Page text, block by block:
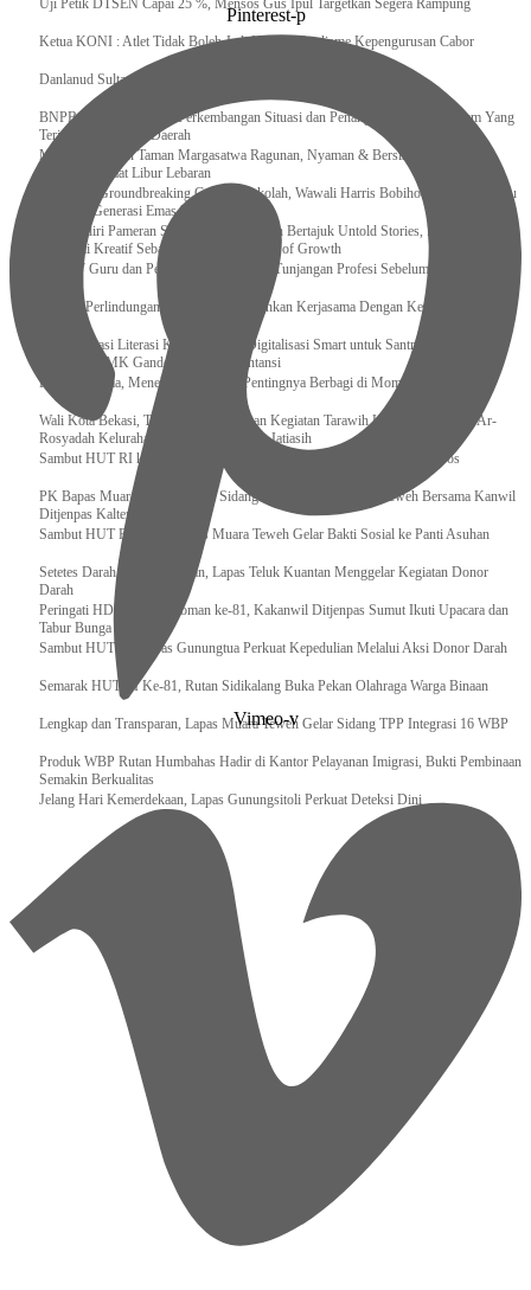
Uji Petik DTSEN Capai 25 %, Mensos Gus Ipul Targetkan Segera Rampung
Ketua KONI : Atlet Tidak Boleh Jadi Korban Dualisme Kepengurusan Cabor
Danlanud Sultan Hasanuddin Ikuti Exit Meeting Bersama BPK RI
BNPB Terus Memantau Perkembangan Situasi dan Penanganan Bencana Alam Yang
Terjadi di Beberapa Daerah
Menpar Pastikan Taman Margasatwa Ragunan, Nyaman & Bersih di Kunjungi
Wisatawan Saat Libur Lebaran
Resmikan Groundbreaking Gedung Sekolah, Wawali Harris Bobihoe : Tonggak Baru
Ciptakan Generasi Emas Masa Depan
Menghadiri Pameran Seni Meiro Collection Bertajuk Untold Stories, Irene Umar :
Ekonomi Kreatif Sebagai The New Engine of Growth
120.067 Guru dan Pengawas PAI Terima Tunjangan Profesi Sebelum Lebaran
Perkuat Perlindungan KI Kemenkum Sahkan Kerjasama Dengan Kemenbud
Transformasi Literasi Keuangan dan Digitalisasi Smart untuk Santri Produktif
Kemenko PMK Gandeng Beberapa Intansi
Peduli Sesama, Menekraf Tekankan Pentingnya Berbagi di Momen Ramadan
Wali Kota Bekasi, Tri Adhianto Lakukan Kegiatan Tarawih Keliling di Masjid Ar-
Rosyadah Kelurahan Jatirasa Kecamatan Jatiasih
Sambut HUT RI ke-81, Lapas Gunungtua Tebar Kepedulian Lewat Bansos
‎PK Bapas Muara Teweh Hadiri Sidang TPP di Lapas Muara Teweh Bersama Kanwil
Ditjenpas Kalteng
‎Sambut HUT RI ke 81, Bapas Muara Teweh Gelar Bakti Sosial ke Panti Asuhan
Setetes Darah Sejuta Harapan, Lapas Teluk Kuantan Menggelar Kegiatan Donor
Darah
Peringati HDKD Pengayoman ke-81, Kakanwil Ditjenpas Sumut Ikuti Upacara dan
Tabur Bunga di TMP
Sambut HUT RI, Lapas Gunungtua Perkuat Kepedulian Melalui Aksi Donor Darah
Semarak HUT RI Ke-81, Rutan Sidikalang Buka Pekan Olahraga Warga Binaan
Lengkap dan Transparan, Lapas Muara Teweh Gelar Sidang TPP Integrasi 16 WBP
Produk WBP Rutan Humbahas Hadir di Kantor Pelayanan Imigrasi, Bukti Pembinaan
Semakin Berkualitas
Jelang Hari Kemerdekaan, Lapas Gunungsitoli Perkuat Deteksi Dini
Pinterest-p
Vimeo-v